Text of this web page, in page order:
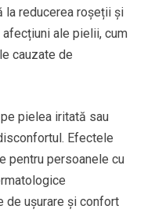
la reducerea roșeții și
ale pielii, cum
cauzate de
pielea iritată sau
Efectele
pentru persoanele cu
ușurare și confort